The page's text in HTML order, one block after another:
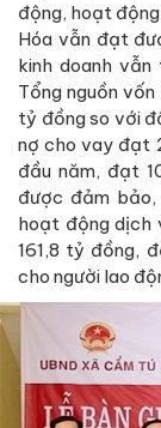
động, hoạt
Hóa vẫn đạt
kinh doanh
Tổng nguồn
tỷ đồng so với
nợ cho vay đạt
đầu năm, đạt
được đảm
hoạt động
161,8 tỷ đồng,
cho người lao